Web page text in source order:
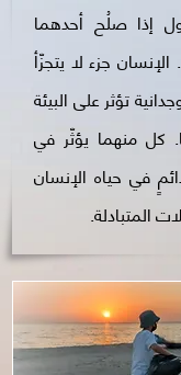
إذا صلُح أحدهما
جزء لا يتجزّأ
تؤثر على البيئة
كل منهما يؤثّر في
في حياه الإنسان
المتبادلة.